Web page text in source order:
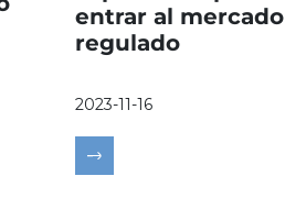
entrar al mercado
regulado
2023-11-16